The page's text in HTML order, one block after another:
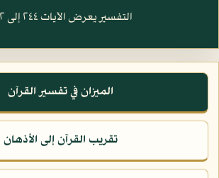
التفسير يعرض الآيات ٢٤٤ إلى ٢٥٢
الميزان في تفسير القرآن
تقريب القرآن إلى الأذهان